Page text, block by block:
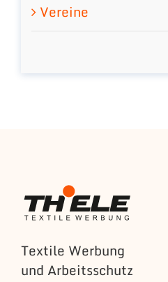
Vereine
Textile Werbung
und Arbeitsschutz